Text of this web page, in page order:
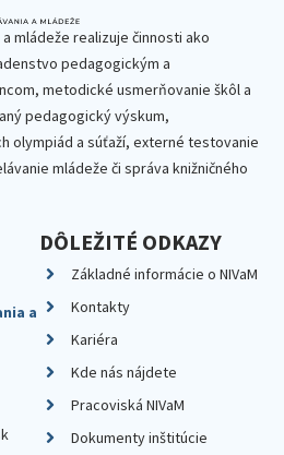
mládeže realizuje činnosti ako
pedagogickým a
metodické usmerňovanie škôl a
pedagogický výskum,
olympiád a súťaží, externé testovanie
mládeže či správa knižničného
a
DÔLEŽITÉ ODKAZY
Základné informácie o NIVaM
Kontakty
Kariéra
Kde nás nájdete
Pracoviská NIVaM
Dokumenty inštitúcie